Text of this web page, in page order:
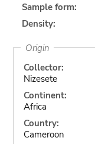
Sample form:
Density:
Origin
Collector:
Nizesete
Continent:
Africa
Country:
Cameroon